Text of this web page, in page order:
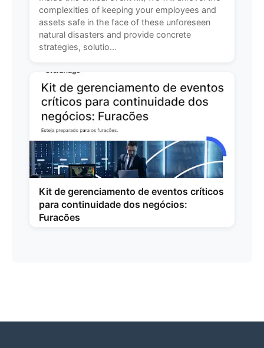
complexities of keeping your employees and
assets safe in the face of these unforeseen
natural disasters and provide concrete
strategies, solutio...
Kit de gerenciamento de eventos críticos
para continuidade dos negócios:
Furacões